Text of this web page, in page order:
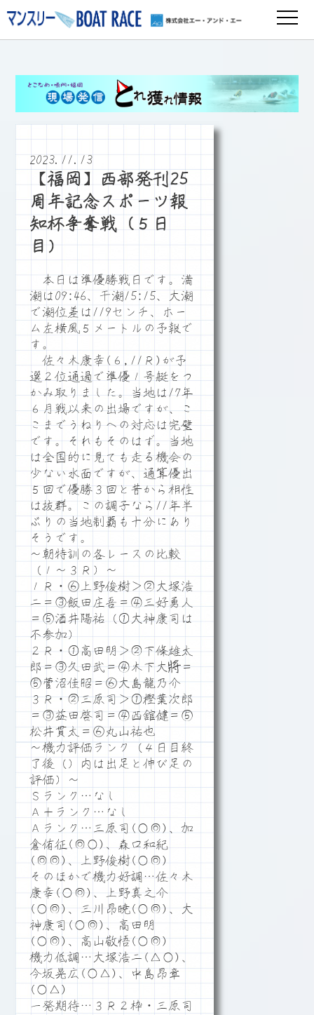
2023.11.13
【福岡】西部発刊25
周年記念スポーツ報
知杯争奪戦（５日
目）
本日は準優勝戦日です。満
潮は09:46、干潮15:15、大潮
で潮位差は119センチ、ホー
ム左横風５メートルの予報で
す。
佐々木康幸(６,11Ｒ)が予
選２位通過で準優１号艇をつ
かみ取りました。当地は17年
６月戦以来の出場ですが、こ
こまでうねりへの対応は完璧
です。それもそのはず。当地
は全国的に見ても走る機会の
少ない水面ですが、通算優出
５回で優勝３回と昔から相性
は抜群。この調子なら11年半
ぶりの当地制覇も十分にあり
そうです。
～朝特訓の各レースの比較
（１～３Ｒ）～
１Ｒ・⑥上野俊樹＞②大塚浩
二＝③飯田庄吾＝④三好勇人
＝⑤酒井陽祐（①大神康司は
不参加）
２Ｒ・①高田明＞②下條雄太
郎＝③久田武＝④木下大將＝
⑤菅沼佳昭＝⑥大島龍乃介
３Ｒ・②三原司＞①樫葉次郎
＝③益田啓司＝④西舘健＝⑤
松井貫太＝⑥丸山祐也
～機力評価ランク（４日目終
了後（）内は出足と伸び足の
評価）～
Ｓランク…なし
Ａ＋ランク…なし
Ａランク…三原司(○◎)、加
倉侑征(◎○)、森口和紀
(◎◎)、上野俊樹(○◎)
そのほかで機力好調…佐々木
康幸(○◎)、上野真之介
(○◎)、三川昂暁(○◎)、大
神康司(○◎)、高田明
(○◎)、高山敬悟(○◎)
機力低調…大塚浩二(△○)、
今坂晃広(○△)、中島昂章
(○△)
一発期待…３Ｒ２枠・三原司